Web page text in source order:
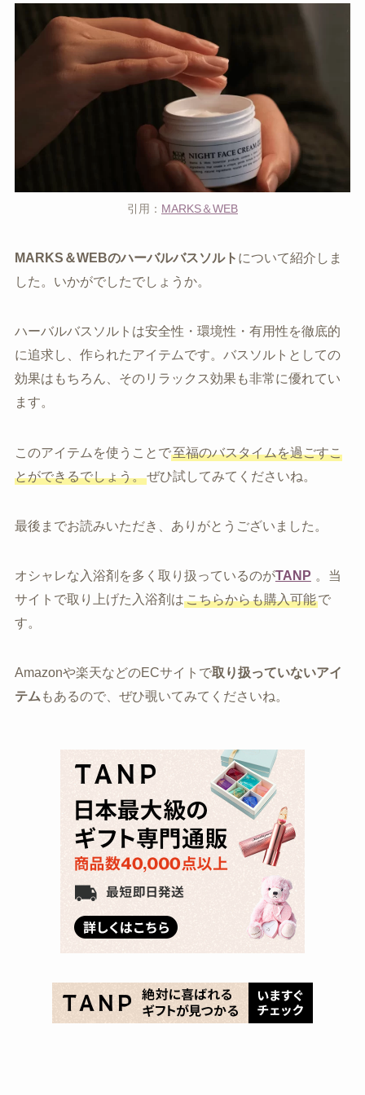
引用： MARKS＆WEB
MARKS＆WEBのハーバルバスソルト について紹介しま
した。いかがでしたでしょうか。
ハーバルバスソルトは安全性・環境性・有用性を徹底的
に追求し、作られたアイテムです。バスソルトとしての
効果はもちろん、そのリラックス効果も非常に優れてい
ます。
このアイテムを使うことで至福のバスタイムを過ごすこ
とができるでしょう。ぜひ試してみてくださいね。
最後までお読みいただき、ありがとうございました。
オシャレな入浴剤を多く取り扱っているのがTANP 。当
サイトで取り上げた入浴剤はこちらからも購入可能で
す。
Amazonや楽天などのECサイトで取り扱っていないアイ
テム もあるので、ぜひ覗いてみてくださいね。